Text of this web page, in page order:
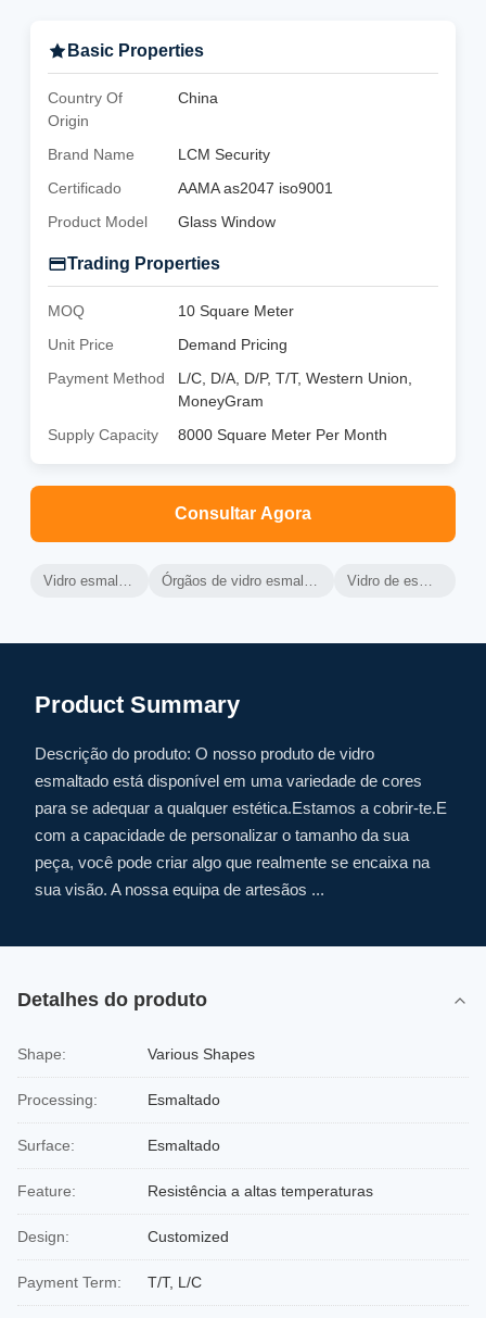
Basic Properties
Country Of
Origin
China
Brand Name
LCM Security
Certificado
AAMA as2047 iso9001
Product Model
Glass Window
Trading Properties
MOQ
10 Square Meter
Unit Price
Demand Pricing
Payment Method
L/C, D/A, D/P, T/T, Western Union,
MoneyGram
Supply Capacity
8000 Square Meter Per Month
Consultar Agora
Vidro esmaltado Órgãos de vidro esmaltados Vidro de esmalte
Product Summary
Descrição do produto: O nosso produto de vidro
esmaltado está disponível em uma variedade de cores
para se adequar a qualquer estética.Estamos a cobrir-te.E
com a capacidade de personalizar o tamanho da sua
peça, você pode criar algo que realmente se encaixa na
sua visão. A nossa equipa de artesãos ...
Detalhes do produto
Shape: Various Shapes
Processing: Esmaltado
Surface: Esmaltado
Feature: Resistência a altas temperaturas
Design: Customized
Payment Term: T/T, L/C